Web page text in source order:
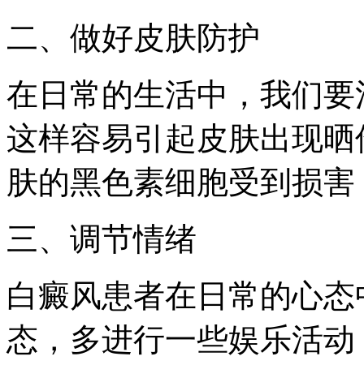
二、做好皮肤防护
在日常的生活中，我们
这样容易引起皮肤出现
肤的黑色素细胞受到损
三、调节情绪
白癜风患者在日常的心
态，多进行一些娱乐活